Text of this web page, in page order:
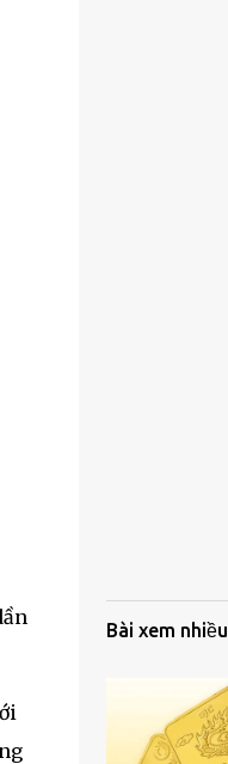
Bài xem nhiều